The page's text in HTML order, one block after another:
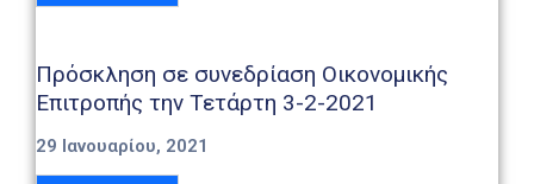
Πρόσκληση σε συνεδρίαση Οικονομικής
Επιτροπής την Τετάρτη 3-2-2021
29 Ιανουαρίου, 2021